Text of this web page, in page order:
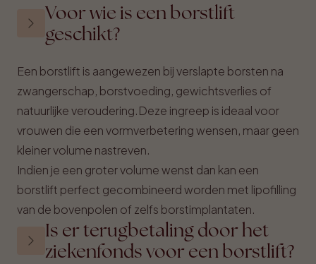
Voor wie is een borstlift
geschikt?
Een borstlift is aangewezen bij verslapte borsten na
zwangerschap, borstvoeding, gewichtsverlies of
natuurlijke veroudering.Deze ingreep is ideaal voor
vrouwen die een vormverbetering wensen, maar geen
kleiner volume nastreven.
Indien je een groter volume wenst dan kan een
borstlift perfect gecombineerd worden met lipofilling
van de bovenpolen of zelfs borstimplantaten.
Is er terugbetaling door het
ziekenfonds voor een borstlift?